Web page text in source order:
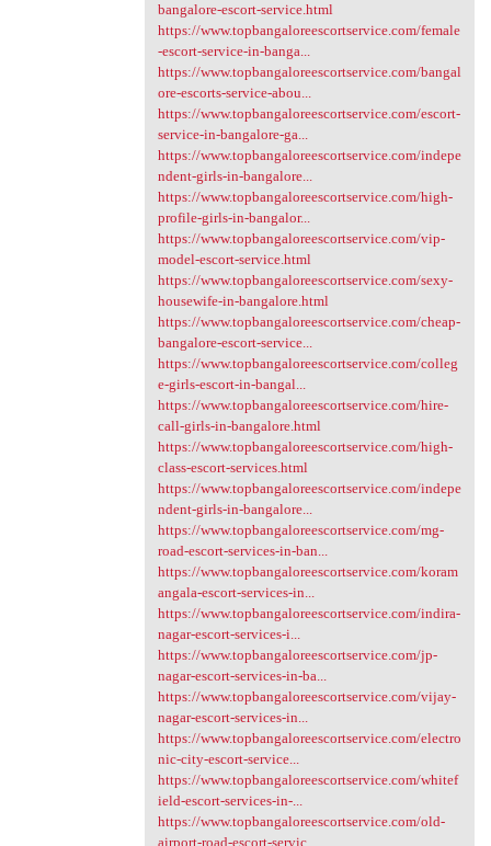
bangalore-escort-service.html
https://www.topbangaloreescortservice.com/female
-escort-service-in-banga...
https://www.topbangaloreescortservice.com/bangal
ore-escorts-service-abou...
https://www.topbangaloreescortservice.com/escort-
service-in-bangalore-ga...
https://www.topbangaloreescortservice.com/indepe
ndent-girls-in-bangalore...
https://www.topbangaloreescortservice.com/high-
profile-girls-in-bangalor...
https://www.topbangaloreescortservice.com/vip-
model-escort-service.html
https://www.topbangaloreescortservice.com/sexy-
housewife-in-bangalore.html
https://www.topbangaloreescortservice.com/cheap-
bangalore-escort-service...
https://www.topbangaloreescortservice.com/colleg
e-girls-escort-in-bangal...
https://www.topbangaloreescortservice.com/hire-
call-girls-in-bangalore.html
https://www.topbangaloreescortservice.com/high-
class-escort-services.html
https://www.topbangaloreescortservice.com/indepe
ndent-girls-in-bangalore...
https://www.topbangaloreescortservice.com/mg-
road-escort-services-in-ban...
https://www.topbangaloreescortservice.com/koram
angala-escort-services-in...
https://www.topbangaloreescortservice.com/indira-
nagar-escort-services-i...
https://www.topbangaloreescortservice.com/jp-
nagar-escort-services-in-ba...
https://www.topbangaloreescortservice.com/vijay-
nagar-escort-services-in...
https://www.topbangaloreescortservice.com/electro
nic-city-escort-service...
https://www.topbangaloreescortservice.com/whitef
ield-escort-services-in-...
https://www.topbangaloreescortservice.com/old-
airport-road-escort-servic...